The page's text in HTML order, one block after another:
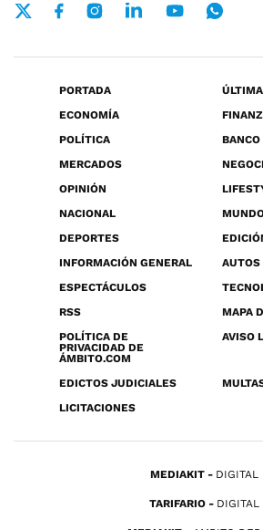
PORTADA
ECONOMÍA
POLÍTICA
BANCO
MERCADOS
OPINIÓN
NACIONAL
DEPORTES
INFORMACIÓN GENERAL
AUTOS
ESPECTÁCULOS
RSS
MAPA
POLÍTICA DE
PRIVACIDAD DE
ÁMBITO.COM
AVISO
EDICTOS JUDICIALES
LICITACIONES
MEDIAKIT DIGITAL
TARIFARIO DIGITAL